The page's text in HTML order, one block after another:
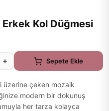
Erkek Kol Düğmesi
+ Sepete Ekle
üzerine çeken mozaik
modern bir dokunuş
her tarza kolayca